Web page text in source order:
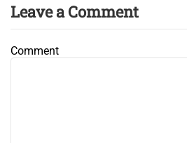
Leave a Comment
Comment